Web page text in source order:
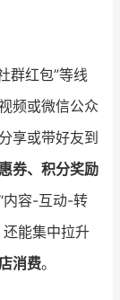
群红包”等线
频或微信公众
享或带好友到
券、积分奖励
内容-互动-转
能集中拉升
消费。